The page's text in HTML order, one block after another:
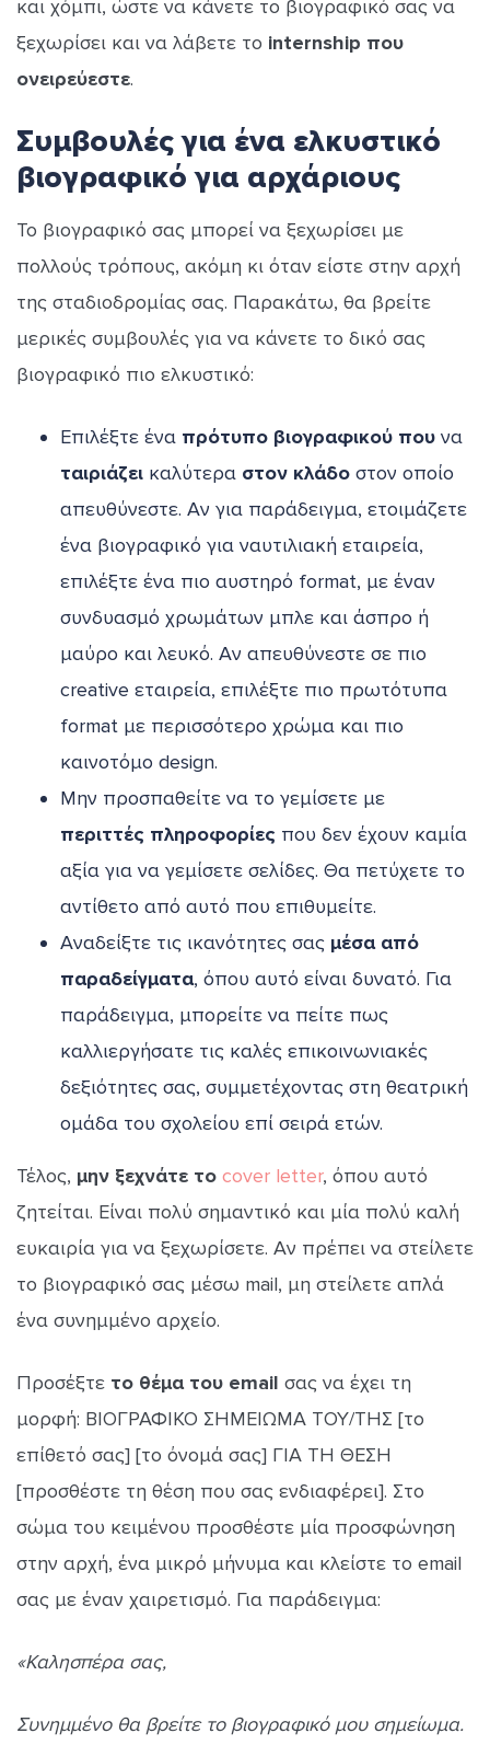
και χόμπι, ώστε να κάνετε το βιογραφικό σας να
ξεχωρίσει και να λάβετε το internship που
ονειρεύεστε.
Συμβουλές για ένα ελκυστικό
βιογραφικό για αρχάριους
Το βιογραφικό σας μπορεί να ξεχωρίσει με
πολλούς τρόπους, ακόμη κι όταν είστε στην αρχή
της σταδιοδρομίας σας. Παρακάτω, θα βρείτε
μερικές συμβουλές για να κάνετε το δικό σας
βιογραφικό πιο ελκυστικό:
Επιλέξτε ένα πρότυπο βιογραφικού που να
ταιριάζει καλύτερα στον κλάδο στον οποίο
απευθύνεστε. Αν για παράδειγμα, ετοιμάζετε
ένα βιογραφικό για ναυτιλιακή εταιρεία,
επιλέξτε ένα πιο αυστηρό format, με έναν
συνδυασμό χρωμάτων μπλε και άσπρο ή
μαύρο και λευκό. Αν απευθύνεστε σε πιο
creative εταιρεία, επιλέξτε πιο πρωτότυπα
format με περισσότερο χρώμα και πιο
καινοτόμο design.
Μην προσπαθείτε να το γεμίσετε με
περιττές πληροφορίες που δεν έχουν καμία
αξία για να γεμίσετε σελίδες. Θα πετύχετε το
αντίθετο από αυτό που επιθυμείτε.
Αναδείξτε τις ικανότητες σας μέσα από
παραδείγματα, όπου αυτό είναι δυνατό. Για
παράδειγμα, μπορείτε να πείτε πως
καλλιεργήσατε τις καλές επικοινωνιακές
δεξιότητες σας, συμμετέχοντας στη θεατρική
ομάδα του σχολείου επί σειρά ετών.
Τέλος, μην ξεχνάτε το cover letter, όπου αυτό
ζητείται. Είναι πολύ σημαντικό και μία πολύ καλή
ευκαιρία για να ξεχωρίσετε. Αν πρέπει να στείλετε
το βιογραφικό σας μέσω mail, μη στείλετε απλά
ένα συνημμένο αρχείο.
Προσέξτε το θέμα του email σας να έχει τη
μορφή: ΒΙΟΓΡΑΦΙΚΟ ΣΗΜΕΙΩΜΑ ΤΟΥ/ΤΗΣ [το
επίθετό σας] [το όνομά σας] ΓΙΑ ΤΗ ΘΕΣΗ
[προσθέστε τη θέση που σας ενδιαφέρει]. Στο
σώμα του κειμένου προσθέστε μία προσφώνηση
στην αρχή, ένα μικρό μήνυμα και κλείστε το email
σας με έναν χαιρετισμό. Για παράδειγμα:
«Καλησπέρα σας,
Συνημμένο θα βρείτε το βιογραφικό μου σημείωμα.